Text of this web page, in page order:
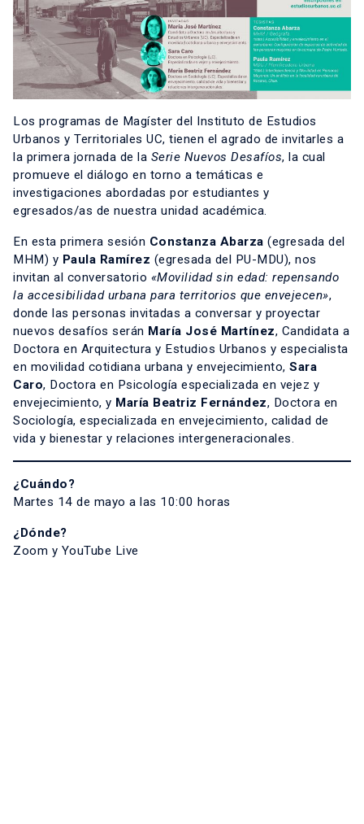
Los programas de Magíster del Instituto de Estudios
Urbanos y Territoriales UC, tienen el agrado de invitarles a
la primera jornada de la Serie Nuevos Desafíos, la cual
promueve el diálogo en torno a temáticas e
investigaciones abordadas por estudiantes y
egresados/as de nuestra unidad académica.
En esta primera sesión Constanza Abarza (egresada del
MHM) y Paula Ramírez (egresada del PU-MDU), nos
invitan al conversatorio «Movilidad sin edad: repensando
la accesibilidad urbana para territorios que envejecen»,
donde las personas invitadas a conversar y proyectar
nuevos desafíos serán María José Martínez, Candidata a
Doctora en Arquitectura y Estudios Urbanos y especialista
en movilidad cotidiana urbana y envejecimiento, Sara
Caro, Doctora en Psicología especializada en vejez y
envejecimiento, y María Beatriz Fernández, Doctora en
Sociología, especializada en envejecimiento, calidad de
vida y bienestar y relaciones intergeneracionales.
¿Cuándo?
Martes 14 de mayo a las 10:00 horas
¿Dónde?
Zoom y YouTube Live